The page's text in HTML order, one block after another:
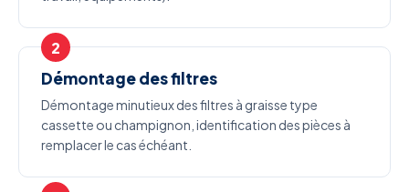
Démontage des filtres
Démontage minutieux des filtres à graisse type
cassette ou champignon, identification des pièces à
remplacer le cas échéant.